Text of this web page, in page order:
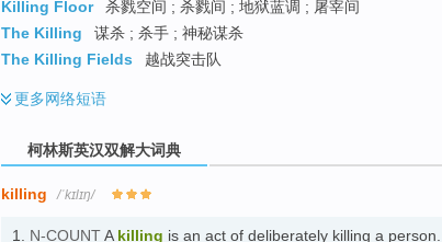
Killing Floor
杀戮空间 ; 杀戮间 ; 地狱蓝调 ; 屠宰间
The Killing
谋杀 ; 杀手 ; 神秘谋杀
The Killing Fields
越战突击队
更多网络短语
柯林斯英汉双解大词典
killing /ˈkɪlɪŋ/
1. N-COUNTA killing is an act of deliberately killing a